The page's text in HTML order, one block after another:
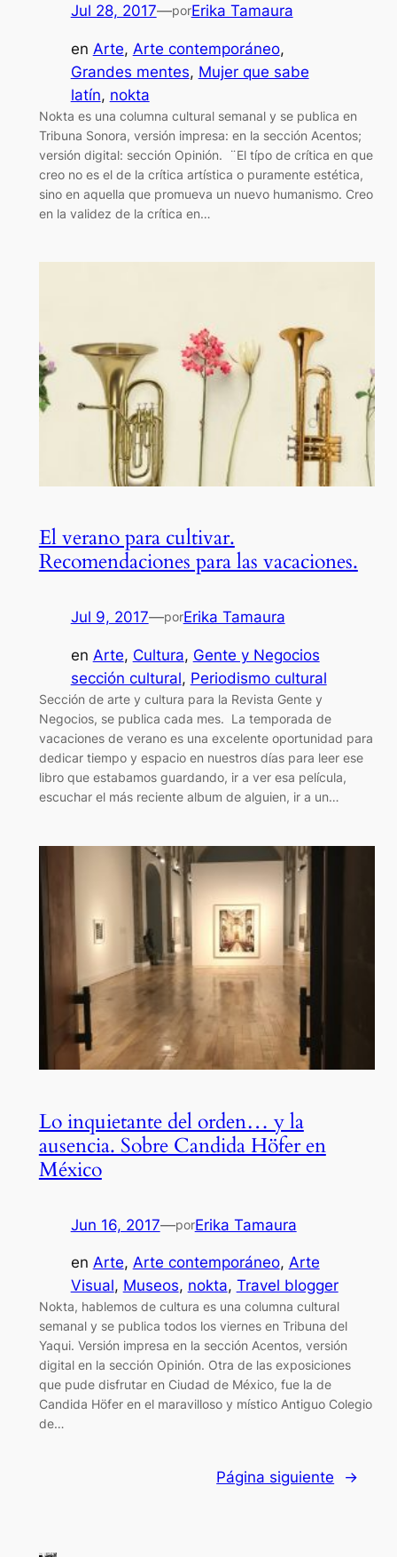
Jul 28, 2017—porErika Tamaura
en Arte, Arte contemporáneo
Grandes mentes, Mujer que sabe
latín, nokta
Nokta es una columna cultural semanal y se publica en
Tribuna Sonora, versión impresa: en la sección Acentos;
versión digital: sección Opinión. ¨El típo de crítica en que
creo no es el de la crítica artística o puramente estética,
sino en aquella que promueva un nuevo humanismo. Creo
en la validez de la crítica en…
El verano para cultivar.
Recomendaciones para las vacaciones.
Jul 9, 2017—porErika Tamaura
en Arte, Cultura, Gente y Negocios
sección cultural, Periodismo cultural
Sección de arte y cultura para la Revista Gente y
Negocios, se publica cada mes. La temporada de
vacaciones de verano es una excelente oportunidad para
dedicar tiempo y espacio en nuestros días para leer ese
libro que estabamos guardando, ir a ver esa película,
escuchar el más reciente album de alguien, ir a un…
Lo inquietante del orden… y la
ausencia. Sobre Candida Höfer en
México
Jun 16, 2017—porErika Tamaura
en Arte, Arte contemporáneo, Arte
Visual, Museos, nokta, Travel blogger
Nokta, hablemos de cultura es una columna cultural
semanal y se publica todos los viernes en Tribuna del
Yaqui. Versión impresa en la sección Acentos, versión
digital en la sección Opinión. Otra de las exposiciones
que pude disfrutar en Ciudad de México, fue la de
Candida Höfer en el maravilloso y místico Antiguo Colegio
de…
Página siguiente →